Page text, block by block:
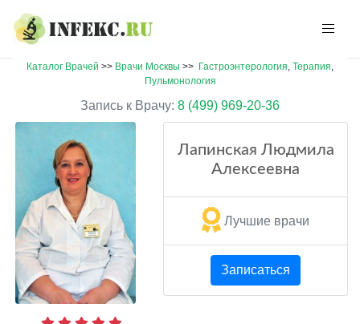
Каталог Врачей >> Врачи Москвы >> Гастроэнтерология, Терапия,
Пульмонология
Запись к Врачу: 8 (499) 969-20-36
Лапинская Людмила
Алексеевна
Лучшие врачи
Записаться